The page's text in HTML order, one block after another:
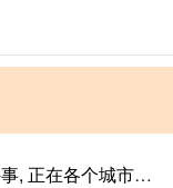
富明证券 比房子卖不掉更担忧的四件事, 正在各个城市蔓延, 老百姓要警惕